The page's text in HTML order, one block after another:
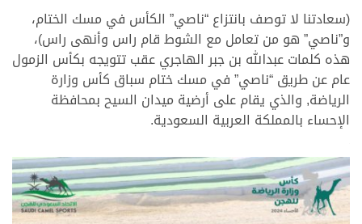
(سعادتنا لا توصف بانتزاع “ناصي” الكأس في مسك الختام،
و”ناصي” هو من تعامل مع الشوط قام راس وأنهى راس)،
هذه كلمات عبدالله بن جبر الهاجري عقب تتويجه بكأس الزمول
عام عن طريق “ناصي” في مسك ختام سباق كأس وزارة
الرياضة, والذي يقام على أرضية ميدان السيح بمحافظة
الإحساء بالمملكة العربية السعودية.